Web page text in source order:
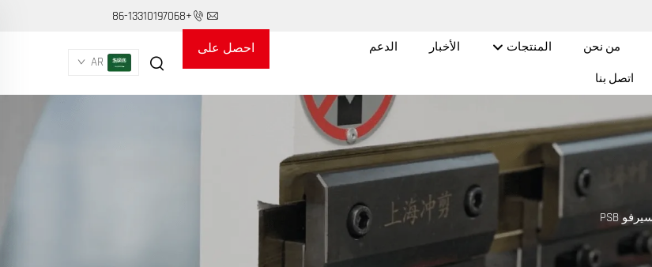
+86-13310197068
من نحن المنتجات الأخبار الدعم
اتصل بنا
احصل على
AR